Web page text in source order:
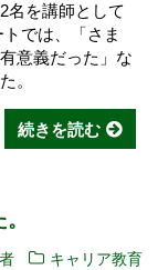
名を講師として
では、「さま
意義だった」な
。
続きを読む
キャリア教育